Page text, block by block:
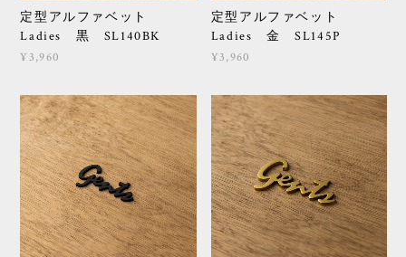
定型アルファベット
Ladies 黒 SL140BK
¥3,960
定型アルファベット
Ladies 金 SL145P
¥3,960